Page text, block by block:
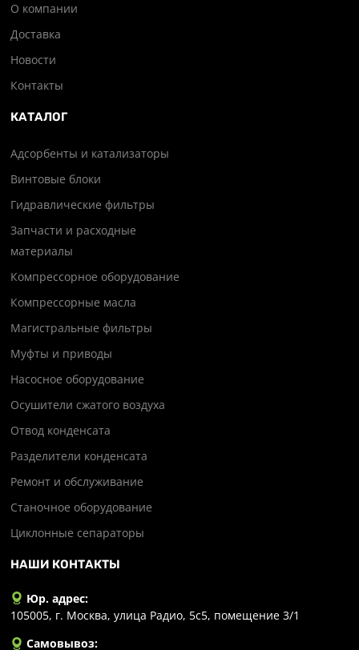
О компании
Доставка
Новости
Контакты
КАТАЛОГ
Адсорбенты и катализаторы
Винтовые блоки
Гидравлические фильтры
Запчасти и расходные
материалы
Компрессорное оборудование
Компрессорные масла
Магистральные фильтры
Муфты и приводы
Насосное оборудование
Осушители сжатого воздуха
Отвод конденсата
Разделители конденсата
Ремонт и обслуживание
Станочное оборудование
Циклонные сепараторы
НАШИ КОНТАКТЫ
Юр. адрес:
105005, г. Москва, улица Радио, 5с5, помещение 3/1
Самовывоз: